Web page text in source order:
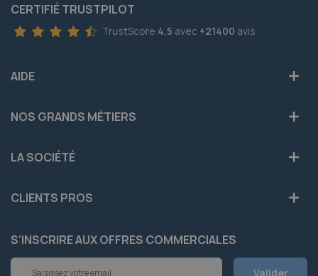
CERTIFIÉ TRUSTPILOT
TrustScore 4.5 avec +21400 avis
AIDE
NOS GRANDS MÉTIERS
LA SOCIÉTÉ
CLIENTS PROS
S'INSCRIRE AUX OFFRES COMMERCIALES
Inscription
Valider